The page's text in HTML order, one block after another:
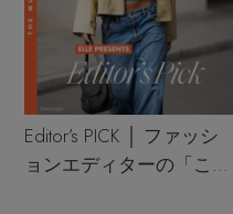
Editor’s PICK │ ファッシ
ョンエディターの「これ